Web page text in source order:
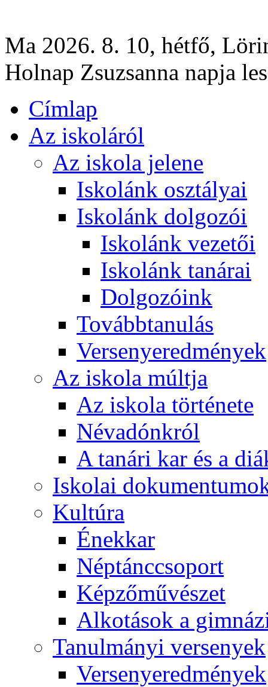
Ma 2026. 8. 10, hétfő,
Holnap Zsuzsanna napja
Címlap
Az iskoláról
Az iskola jelene
Iskolánk osztályai
Iskolánk dolgozói
Iskolánk vezetői
Iskolánk tanárai
Dolgozóink
Továbbtanulás
Versenyeredmények
Az iskola múltja
Az iskola története
Névadónkról
A tanári kar és a
Iskolai
Kultúra
Énekkar
Néptánccsoport
Képzőművészet
Alkotások a
Tanulmányi versenyek
Versenyeredmények